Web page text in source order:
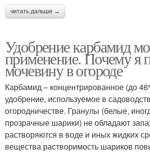
читать дальше →
Удобрение карбамид
применение. Почему я
мочевину в огороде
Карбамид – концентрированное (до
удобрение, используемое в
огородничестве. Гранулы (белые,
прозрачные шарики) не обладают
растворяются в воде и иных жидких
вещества растворимость шариков